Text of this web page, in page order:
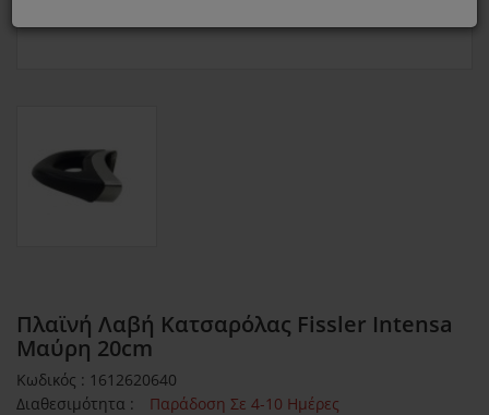
Πλαϊνή Λαβή Κατσαρόλας Fissler Intensa
Μαύρη 20cm
Κωδικός : 1612620640
Διαθεσιμότητα :
Παράδοση Σε 4-10 Ημέρες